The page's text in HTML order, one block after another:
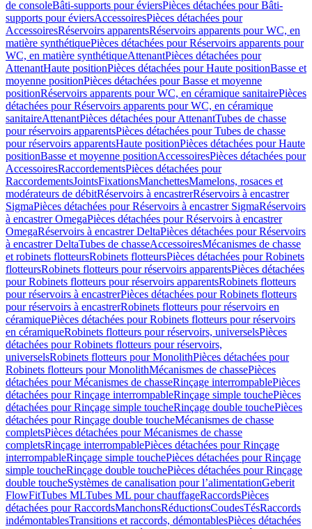
de consoleBâti-supports pour éviersPièces détachées pour Bâti-
supports pour éviersAccessoiresPièces détachées pour
AccessoiresRéservoirs apparentsRéservoirs apparents pour WC, en
matière synthétiquePièces détachées pour Réservoirs apparents pour
WC, en matière synthétiqueAttenantPièces détachées pour
AttenantHaute positionPièces détachées pour Haute positionBasse et
moyenne positionPièces détachées pour Basse et moyenne
positionRéservoirs apparents pour WC, en céramique sanitairePièces
détachées pour Réservoirs apparents pour WC, en céramique
sanitaireAttenantPièces détachées pour AttenantTubes de chasse
pour réservoirs apparentsPièces détachées pour Tubes de chasse
pour réservoirs apparentsHaute positionPièces détachées pour Haute
positionBasse et moyenne positionAccessoiresPièces détachées pour
AccessoiresRaccordementsPièces détachées pour
RaccordementsJointsFixationsManchettesMamelons, rosaces et
modérateurs de débitRéservoirs à encastrerRéservoirs à encastrer
SigmaPièces détachées pour Réservoirs à encastrer SigmaRéservoirs
à encastrer OmegaPièces détachées pour Réservoirs à encastrer
OmegaRéservoirs à encastrer DeltaPièces détachées pour Réservoirs
à encastrer DeltaTubes de chasseAccessoiresMécanismes de chasse
et robinets flotteursRobinets flotteursPièces détachées pour Robinets
flotteursRobinets flotteurs pour réservoirs apparentsPièces détachées
pour Robinets flotteurs pour réservoirs apparentsRobinets flotteurs
pour réservoirs à encastrerPièces détachées pour Robinets flotteurs
pour réservoirs à encastrerRobinets flotteurs pour réservoirs en
céramiquePièces détachées pour Robinets flotteurs pour réservoirs
en céramiqueRobinets flotteurs pour réservoirs, universelsPièces
détachées pour Robinets flotteurs pour réservoirs,
universelsRobinets flotteurs pour MonolithPièces détachées pour
Robinets flotteurs pour MonolithMécanismes de chassePièces
détachées pour Mécanismes de chasseRinçage interrompablePièces
détachées pour Rinçage interrompableRinçage simple touchePièces
détachées pour Rinçage simple toucheRinçage double touchePièces
détachées pour Rinçage double toucheMécanismes de chasse
completsPièces détachées pour Mécanismes de chasse
completsRinçage interrompablePièces détachées pour Rinçage
interrompableRinçage simple touchePièces détachées pour Rinçage
simple toucheRinçage double touchePièces détachées pour Rinçage
double toucheSystèmes de canalisation pour l’alimentationGeberit
FlowFitTubes MLTubes ML pour chauffageRaccordsPièces
détachées pour RaccordsManchonsRéductionsCoudesTésRaccords
indémontablesTransitions et raccords, démontablesPièces détachées